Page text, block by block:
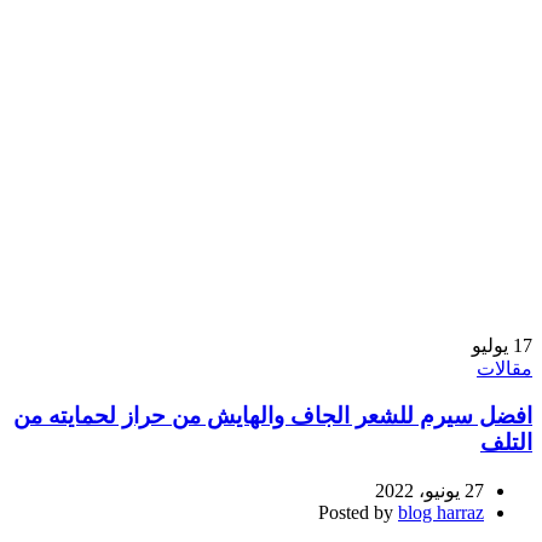
17 يوليو
مقالات
افضل سيرم للشعر الجاف والهايش من حراز لحمايته من
التلف
27 يونيو، 2022
Posted by blog harraz